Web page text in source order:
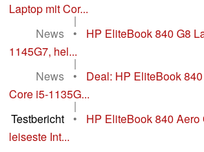
Laptop mit Cor...
|
News
•
HP EliteBook 840 G8
1145G7, hel...
|
News
•
Deal: HP EliteBook
Core i5-1135G...
|
Testbericht
•
HP EliteBook 840 Aero
leiseste Int...